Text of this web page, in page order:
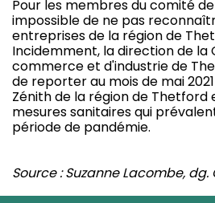
Pour les membres du comité
impossible de ne pas
entreprises de la région de
Incidemment, la direction de la
commerce et d'industrie de
de reporter au mois de mai
Zénith de la région de Thetford
mesures sanitaires qui
période de pandémie.
Source : Suzanne Lacombe, dg.